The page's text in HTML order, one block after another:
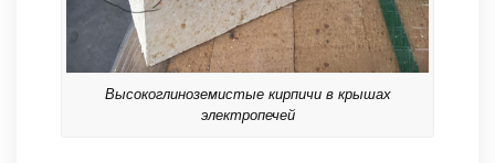
Высокоглиноземистые кирпичи в крышах
электропечей